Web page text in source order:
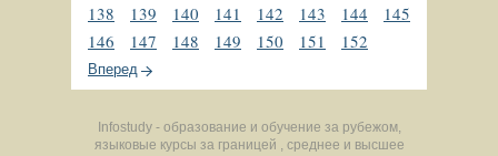
138
139 140 141 142 143 144
145
146
147 148 149 150 151 152
Вперед
Infostudy - образование и обучение за рубежом,
языковые курсы за границей , среднее и высшее